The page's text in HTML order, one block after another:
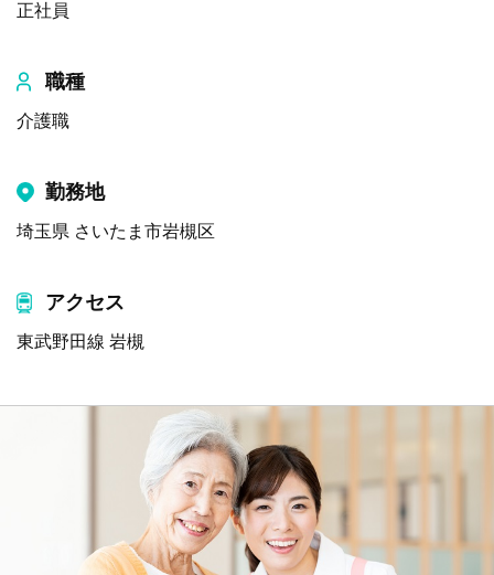
正社員
職種
介護職
勤務地
埼玉県 さいたま市岩槻区
アクセス
東武野田線 岩槻